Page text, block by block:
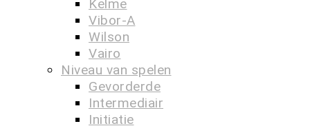
Kelme
Vibor-A
Wilson
Vairo
Niveau van spelen
Gevorderde
Intermediair
Initiatie